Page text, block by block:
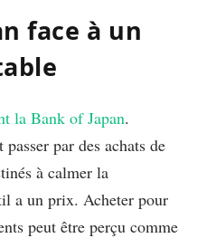
face à un
la Bank of Japan.
par des achats de
à calmer la
a un prix. Acheter pour
peut être perçu comme